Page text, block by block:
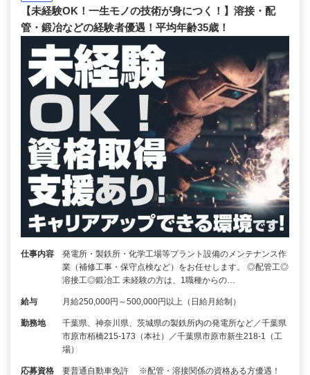
【未経験OK！一生モノの技術が身につく！】溶接・配
管・鍛冶などの経験者優遇！平均年齢35歳！
仕事内容
発電所・製鉄所・化学工場等プラント設備のメンテナンス作
業（補修工事・保守点検など）をお任せします。 ◎配管工◎
溶接工◎鍛冶工 未経験の方は、1職種からの…
給与 月給250,000円～500,000円以上（日給月給制）
勤務地
千葉県、神奈川県、茨城県の製鉄所内の発電所など／千葉県
市原市栢橋215-173（本社）／千葉県市原市新生218-1（工
場）
応募資格 要普通自動車免許 ※配管・溶接関係の資格ある方優遇！